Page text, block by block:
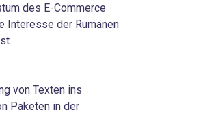
des E-Commerce
Interesse der Rumänen
von Texten ins
Paketen in der